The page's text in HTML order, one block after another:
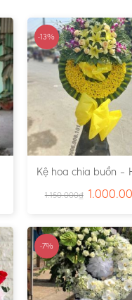
-13%
Kệ hoa chia buồn –
1.150.000₫
-7%